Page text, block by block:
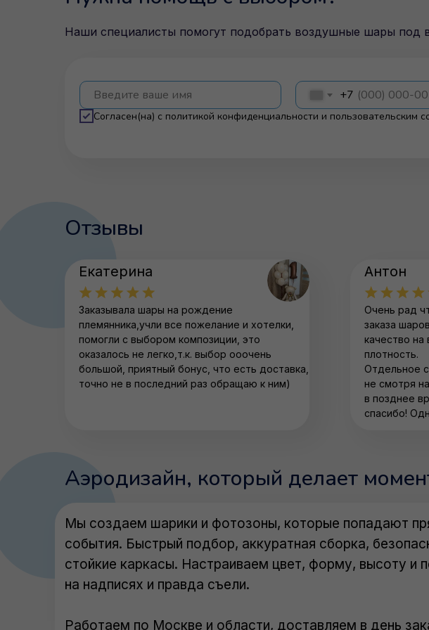
Наши специалисты помогут подобрать воздушные шары под
Введите ваше имя +7
Согласен(на) с политикой конфиденциальности и пользовательским
Отзывы
Заказывала шары на рождение
племянника,учли все пожелание и хотелки,
помогли с выбором композиции, это
оказалось не легко,т.к. выбор ооочень
большой, приятный бонус, что есть доставка,
точно не в последний раз обращаю к ним)
Екатерина
Очень рад
заказа
качество
плотность.
Отдельное
не смотря
в позднее
спасибо!
Антон
Аэродизайн, который делает
Мы создаем шарики и фотозоны, которые попадают
события. Быстрый подбор, аккуратная сборка,
стойкие каркасы. Настраиваем цвет, форму, высоту и
на надписях и правда съели.
Работаем по Москве и области, доставляем в день